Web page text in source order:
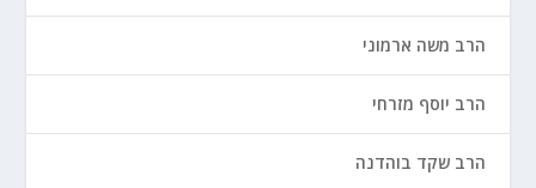
הרב משה ארמוני
הרב יוסף מזרחי
הרב שקד בוהדנה